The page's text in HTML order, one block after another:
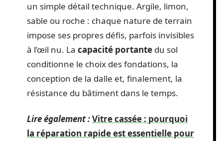
un simple détail technique. Argile, limon,
sable ou roche : chaque nature de terrain
impose ses propres défis, parfois invisibles
à l’œil nu. La capacité portante du sol
conditionne le choix des fondations, la
conception de la dalle et, finalement, la
résistance du bâtiment dans le temps.
Lire également :Vitre cassée : pourquoi
la réparation rapide est essentielle pour